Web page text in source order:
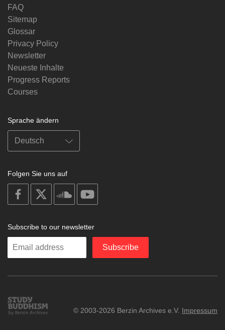
FAQ
Sitemap
Glossar
Privacy Policy
Newsletter
Neueste Inhalte
Progress Reports
Courses
Sprache ändern
Folgen Sie uns auf
on
facebook
soundcloud
Subscribe to our newsletter
Enter
Subscribe
Study
Buddhism
© 2003-2026 Berzin Archives e.V. Impressum